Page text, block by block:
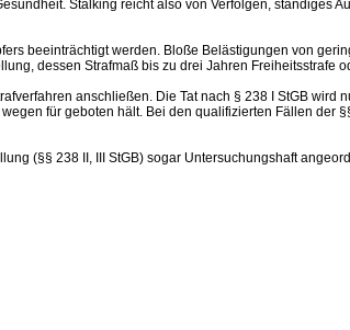
Stalking reicht also von Verfolgen,
beeinträchtigt werden. Bloße Belästigungen von
dessen Strafmaß bis zu drei Jahren Freiheitsstrafe
anschließen. Die Tat nach § 238 I StGB
für geboten hält. Bei den qualifizierten Fällen der
(§§ 238 II, III StGB) sogar Untersuchungshaft